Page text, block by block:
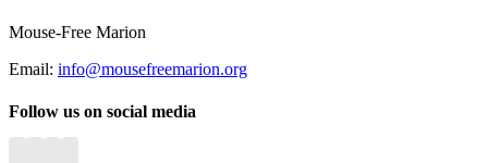
Bar
Mouse-Free Marion
Email: info@mousefreemarion.org
Follow us on social media